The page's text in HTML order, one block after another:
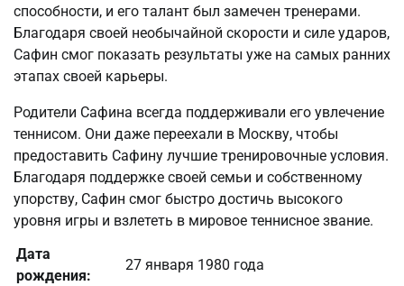
способности, и его талант был замечен тренерами.
Благодаря своей необычайной скорости и силе ударов,
Сафин смог показать результаты уже на самых ранних
этапах своей карьеры.
Родители Сафина всегда поддерживали его увлечение
теннисом. Они даже переехали в Москву, чтобы
предоставить Сафину лучшие тренировочные условия.
Благодаря поддержке своей семьи и собственному
упорству, Сафин смог быстро достичь высокого
уровня игры и взлететь в мировое теннисное звание.
Дата
рождения:
27 января 1980 года